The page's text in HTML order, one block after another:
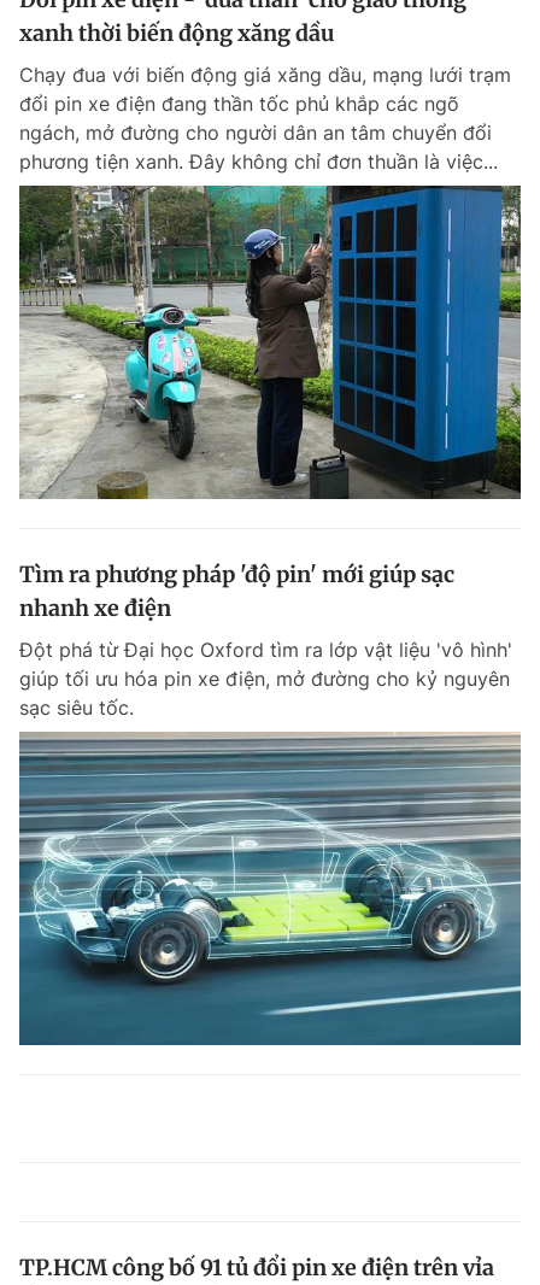
xanh thời biến động xăng dầu
Chạy đua với biến động giá xăng dầu, mạng lưới trạm
đổi pin xe điện đang thần tốc phủ khắp các ngõ
ngách, mở đường cho người dân an tâm chuyển đổi
phương tiện xanh. Đây không chỉ đơn thuần là việc...
Tìm ra phương pháp 'độ pin' mới giúp sạc
nhanh xe điện
Đột phá từ Đại học Oxford tìm ra lớp vật liệu 'vô hình'
giúp tối ưu hóa pin xe điện, mở đường cho kỷ nguyên
sạc siêu tốc.
TP.HCM công bố 91 tủ đổi pin xe điện trên vỉa